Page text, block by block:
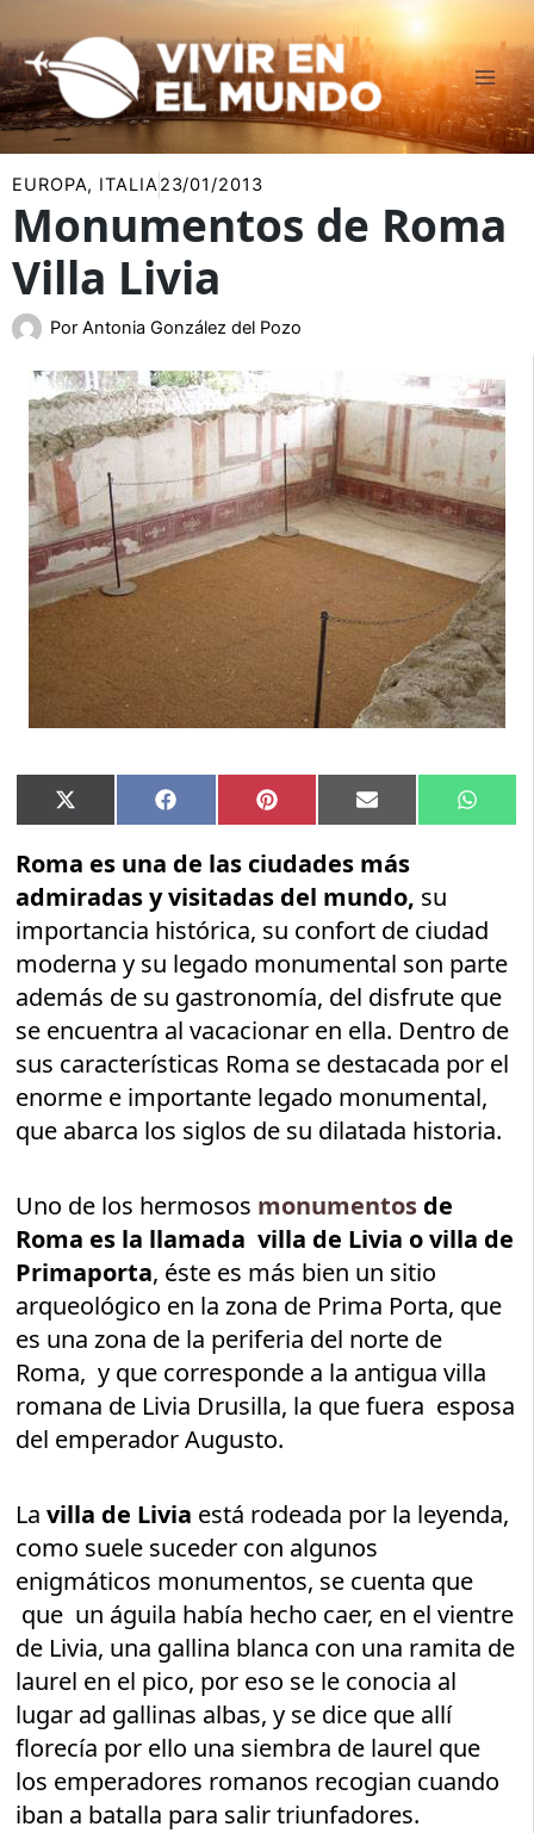
al
contenido
EUROPA, ITALIA23/01/2013
Monumentos de Roma
Villa Livia
Por Antonia González del Pozo
Compartir
en
X
(Twitter)
Compartir
en
Facebook Compartir
en
Pinterest Compartir
en
Email
en
Roma es una de las ciudades más
admiradas y visitadas del mundo, su
importancia histórica, su confort de ciudad
moderna y su legado monumental son parte
además de su gastronomía, del disfrute que
se encuentra al vacacionar en ella. Dentro de
sus características Roma se destacada por el
enorme e importante legado monumental,
que abarca los siglos de su dilatada historia.
Uno de los hermosos monumentos de
Roma es la llamada villa de Livia o villa de
Primaporta, éste es más bien un sitio
arqueológico en la zona de Prima Porta, que
es una zona de la periferia del norte de
Roma, y que corresponde a la antigua villa
romana de Livia Drusilla, la que fuera esposa
del emperador Augusto.
Lavilla de Livia está rodeada por la leyenda,
como suele suceder con algunos
enigmáticos monumentos, se cuenta que
que un águila había hecho caer, en el vientre
de Livia, una gallina blanca con una ramita de
laurel en el pico, por eso se le conocia al
lugar ad gallinas albas, y se dice que allí
florecía por ello una siembra de laurel que
los emperadores romanos recogian cuando
iban a batalla para salir triunfadores.